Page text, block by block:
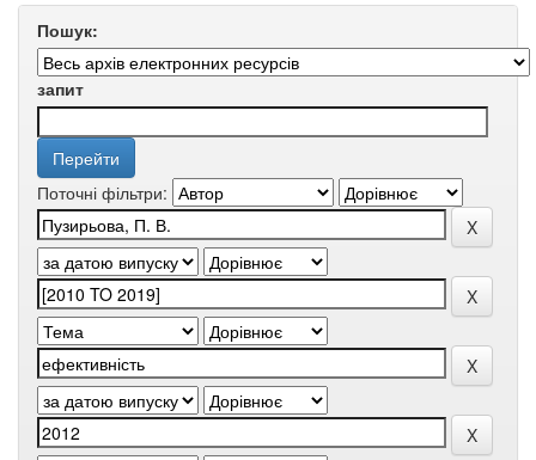
Пошук:
запит
Поточні фільтри: